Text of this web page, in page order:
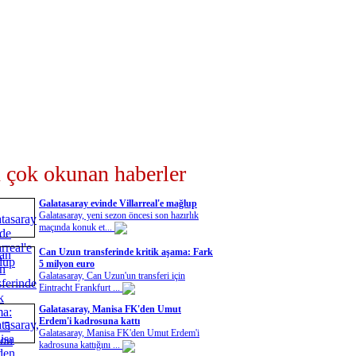
çok okunan haberler
Galatasaray evinde Villarreal'e mağlup
Galatasaray, yeni sezon öncesi son hazırlık
maçında konuk et...
Can Uzun transferinde kritik aşama: Fark
5 milyon euro
Galatasaray, Can Uzun'un transferi için
Eintracht Frankfurt ...
Galatasaray, Manisa FK'den Umut
Erdem'i kadrosuna kattı
Galatasaray, Manisa FK'den Umut Erdem'i
kadrosuna kattığını ...